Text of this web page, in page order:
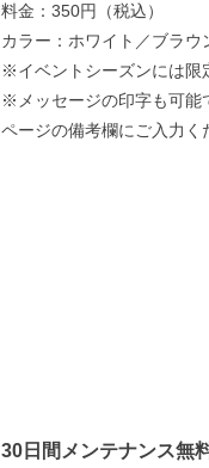
料金：350円（税込）
カラー：ホワイト／ブラウ
※イベントシーズンには限
※メッセージの印字も可能
ページの備考欄にご入力く
30日間メンテナンス無